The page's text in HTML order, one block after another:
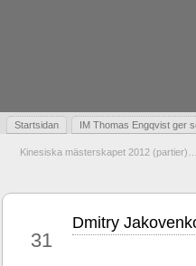
Startsidan IM Thomas Engqvist ger
Kinesiska mästerskapet 2012
31
Dmitry